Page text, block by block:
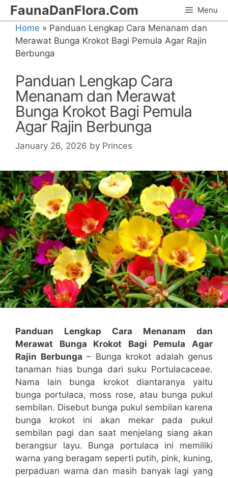
Skip
to
content
FaunaDanFlora.Com Menu
Home » Panduan Lengkap Cara Menanam dan
Merawat Bunga Krokot Bagi Pemula Agar Rajin
Berbunga
Panduan Lengkap Cara
Menanam dan Merawat
Bunga Krokot Bagi Pemula
Agar Rajin Berbunga
January 26, 2026 by Princes
Panduan Lengkap Cara Menanam dan
Merawat Bunga Krokot Bagi Pemula Agar
Rajin Berbunga – Bunga krokot adalah genus
tanaman hias bunga dari suku Portulacaceae.
Nama lain bunga krokot diantaranya yaitu
bunga portulaca, moss rose, atau bunga pukul
sembilan. Disebut bunga pukul sembilan karena
bunga krokot ini akan mekar pada pukul
sembilan pagi dan saat menjelang siang akan
berangsur layu. Bunga portulaca ini memiliki
warna yang beragam seperti putih, pink, kuning,
perpaduan warna dan masih banyak lagi yang